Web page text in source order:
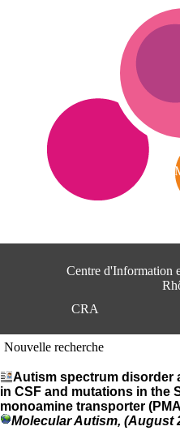
Centre d'Information
CRA
Nouvelle recherche
Autism spectrum disorder
in CSF and mutations in the
monoamine transporter
Molecular Autism, (August
A
c
c
e
i
A
e
e
I
n
f
o
r